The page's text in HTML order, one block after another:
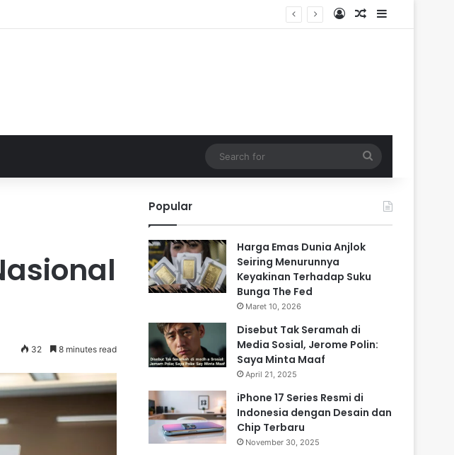
Sektor Wisata Log InRandom Article
Sidebar
for
32 8 minutes read
Popular
Harga Emas Dunia Anjlok
Seiring Menurunnya
Keyakinan Terhadap Suku
Bunga The Fed
Maret 10, 2026
Disebut Tak Seramah di
Media Sosial, Jerome Polin:
Saya Minta Maaf
April 21, 2025
⁠iPhone 17 Series Resmi di
Indonesia dengan Desain dan
Chip Terbaru
November 30, 2025